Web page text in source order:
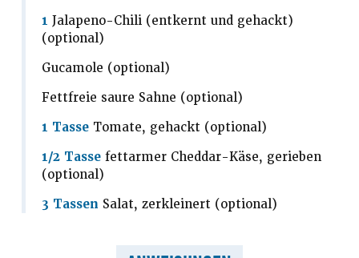
1 Jalapeno-Chili (entkernt und gehackt)
(optional)
Gucamole (optional)
Fettfreie saure Sahne (optional)
1 Tasse Tomate, gehackt (optional)
1/2 Tasse fettarmer Cheddar-Käse, gerieben
(optional)
3 Tassen Salat, zerkleinert (optional)